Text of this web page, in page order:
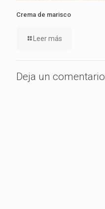
Crema de marisco
Leer más
Deja un comentario